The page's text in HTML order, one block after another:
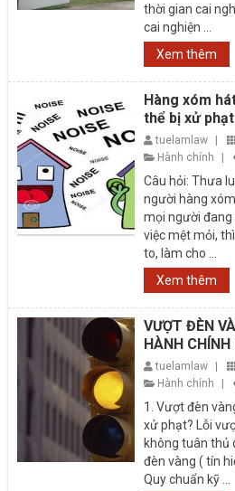
thời gian cai
cai nghiện ...
Xem thêm
Hàng xóm
thể bị xử
tuelamlaw |
Hành chính
|
Câu hỏi: Thưa
người hàng
mọi người đang
việc mệt mỏi,
to, làm cho ...
Xem thêm
VƯỢT ĐÈN
HÀNH CHÍNH
tuelamlaw |
Hành chính
|
1. Vượt đèn
xử phạt? Lỗi
không tuân thủ
đèn vàng ( tín
Quy chuẩn kỹ ...